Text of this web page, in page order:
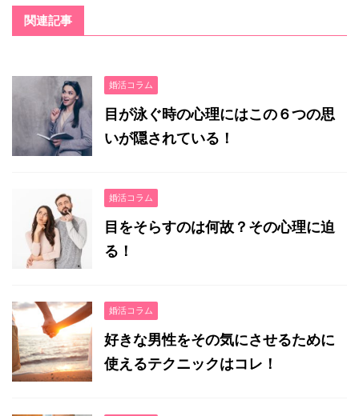
関連記事
婚活コラム
目が泳ぐ時の心理にはこの６つの思
いが隠されている！
婚活コラム
目をそらすのは何故？その心理に迫
る！
婚活コラム
好きな男性をその気にさせるために
使えるテクニックはコレ！